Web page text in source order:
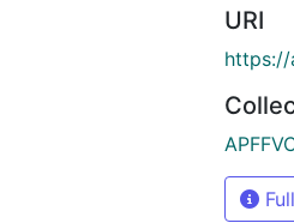
URI
https://